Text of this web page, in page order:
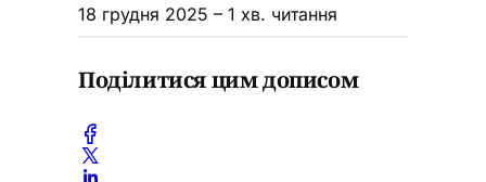
18 грудня 2025 – 1 хв. читання
Поділитися цим дописом